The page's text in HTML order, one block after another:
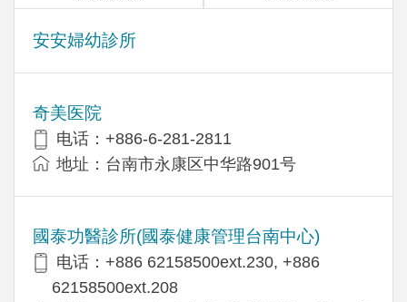
安安婦幼診所
奇美医院
电话：+886-6-281-2811
地址：台南市永康区中华路901号
國泰功醫診所(國泰健康管理台南中心)
电话：+886 62158500ext.230, +886
62158500ext.208